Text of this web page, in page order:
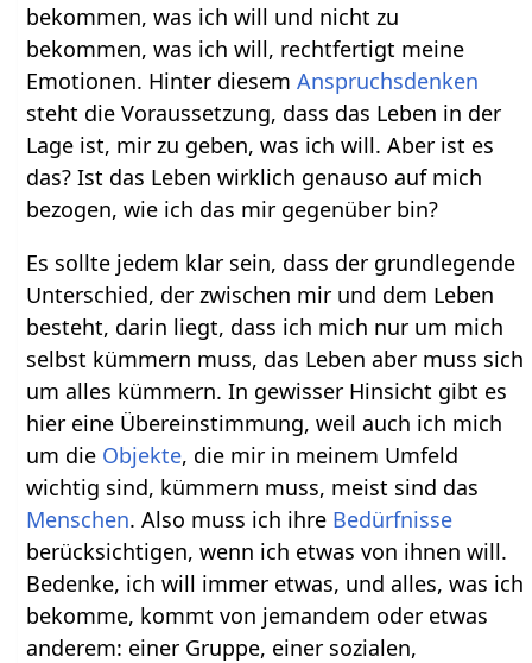
bekommen, was ich will und nicht zu
bekommen, was ich will, rechtfertigt meine
Emotionen. Hinter diesemAnspruchsdenken
steht die Voraussetzung, dass das Leben in der
Lage ist, mir zu geben, was ich will. Aber ist es
das? Ist das Leben wirklich genauso auf mich
bezogen, wie ich das mir gegenüber bin?
Es sollte jedem klar sein, dass der grundlegende
Unterschied, der zwischen mir und dem Leben
besteht, darin liegt, dass ich mich nur um mich
selbst kümmern muss, das Leben aber muss sich
um alles kümmern. In gewisser Hinsicht gibt es
hier eine Übereinstimmung, weil auch ich mich
um die Objekte, die mir in meinem Umfeld
wichtig sind, kümmern muss, meist sind das
Menschen. Also muss ich ihre Bedürfnisse
berücksichtigen, wenn ich etwas von ihnen will.
Bedenke, ich will immer etwas, und alles, was ich
bekomme, kommt von jemandem oder etwas
anderem: einer Gruppe, einer sozialen,